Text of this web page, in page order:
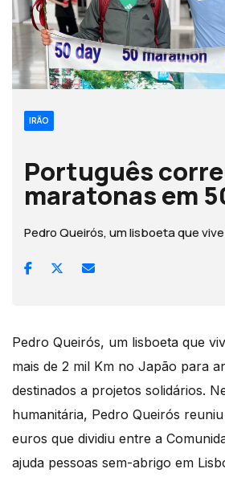
IRÃO
Português
maratonas em
Pedro Queirós, um lisboeta que
Pedro Queirós, um lisboeta que
mais de 2 mil Km no Japão para
destinados a projetos solidários.
humanitária, Pedro Queirós
euros que dividiu entre a
ajuda pessoas sem-abrigo em